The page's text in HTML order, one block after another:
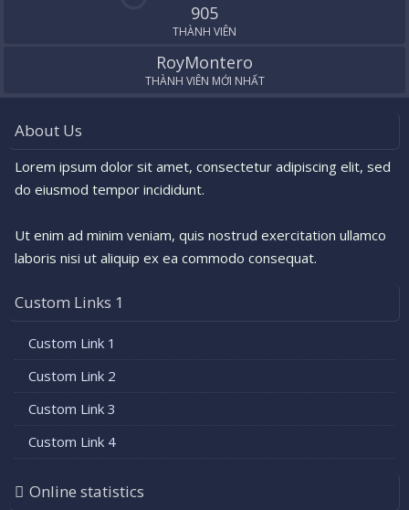
905
THÀNH VIÊN
RoyMontero
THÀNH VIÊN MỚI NHẤT
About Us
Lorem ipsum dolor sit amet, consectetur adipiscing elit, sed
do eiusmod tempor incididunt.
Ut enim ad minim veniam, quis nostrud exercitation ullamco
laboris nisi ut aliquip ex ea commodo consequat.
Custom Links 1
Custom Link 1
Custom Link 2
Custom Link 3
Custom Link 4
Online statistics